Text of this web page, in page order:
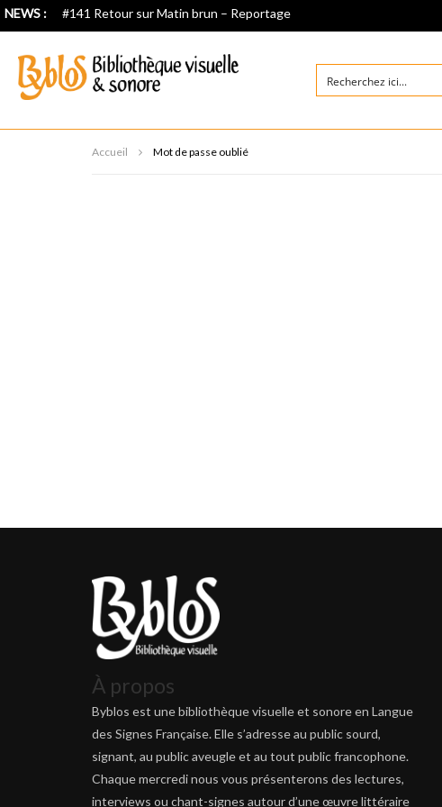
NEWS : #141 Retour sur Matin brun – Reportage
Accueil Mot de passe oublié
À propos
Byblos est une bibliothèque visuelle et sonore en Langue
des Signes Française. Elle s’adresse au public sourd,
signant, au public aveugle et au tout public francophone.
Chaque mercredi nous vous présenterons des lectures,
interviews ou chant-signes autour d’une œuvre littéraire